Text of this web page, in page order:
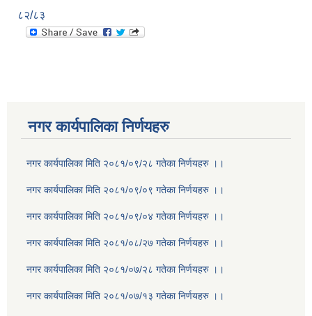
८२/८३
नगर कार्यपालिका निर्णयहरु
नगर कार्यपालिका मिति २०८१/०९/२८ गतेका निर्णयहरु ।।
नगर कार्यपालिका मिति २०८१/०९/०९ गतेका निर्णयहरु ।।
नगर कार्यपालिका मिति २०८१/०९/०४ गतेका निर्णयहरु ।।
नगर कार्यपालिका मिति २०८१/०८/२७ गतेका निर्णयहरु ।।
नगर कार्यपालिका मिति २०८१/०७/२८ गतेका निर्णयहरु ।।
नगर कार्यपालिका मिति २०८१/०७/१३ गतेका निर्णयहरु ।।